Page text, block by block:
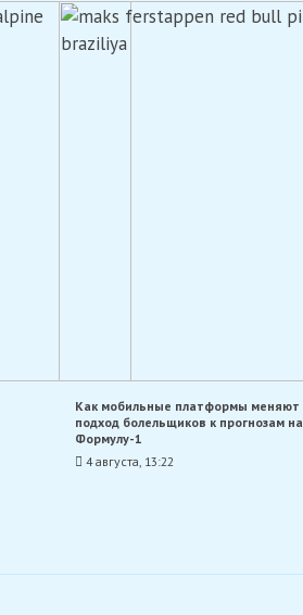
Как мобильные платформы меняют
подход болельщиков к прогнозам на
Формулу-1
4 августа, 13:22